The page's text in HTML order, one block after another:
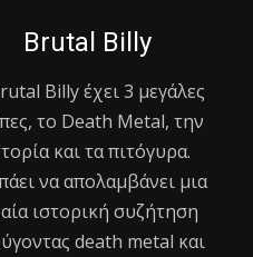
Brutal Billy
Βilly έχει 3 μεγάλες
το Death Metal, την
και τα πιτόγυρα.
να απολαμβάνει μια
ιστορική συζήτηση
death metal και